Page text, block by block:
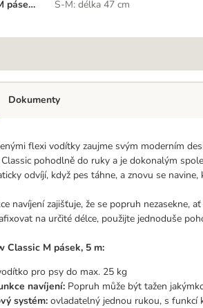
pásek,
S-M: délka 47 cm
flexi vodítky zaujme svým moderním
pohodlně do ruky a je dokonalým
odvíjí, když pes táhne, a znovu se navine,
navíjení zajišťuje, že se popruh nezasekne,
na určité délce, použijte jednoduše
Classic M pásek, 5 m:
pro psy do max. 25 kg
navíjení: Popruh může být tažen
systém: ovladatelný jednou rukou, s funkcí
Dokumenty